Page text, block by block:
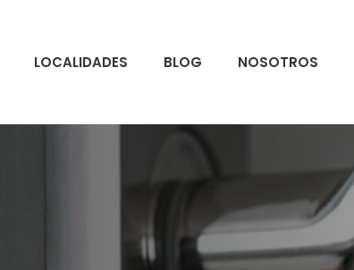
LOCALIDADES BLOG NOSOTROS